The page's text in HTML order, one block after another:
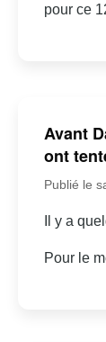
pour ce
Avant
ont
Publié le
Il y a
Pour le